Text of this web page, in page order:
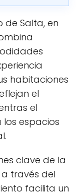
de Salta, en
habitaciones
el
el
espacios
clave de la
través del
facilita un